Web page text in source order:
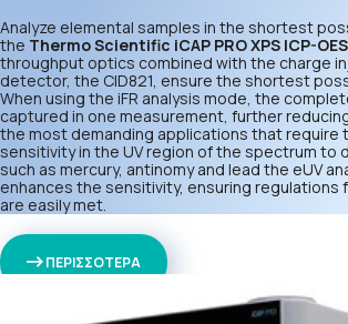
Analyze elemental samples in the shortest
the Thermo Scientific iCAP PRO XPS ICP-OES
throughput optics combined with the charge
detector, the CID821, ensure the shortest
When using the iFR analysis mode, the
captured in one measurement, further
the most demanding applications that require
sensitivity in the UV region of the spectrum to
such as mercury, antinomy and lead the eUV
enhances the sensitivity, ensuring regulations
are easily met.
ΠΕΡΙΣΣΟΤΕΡΑ